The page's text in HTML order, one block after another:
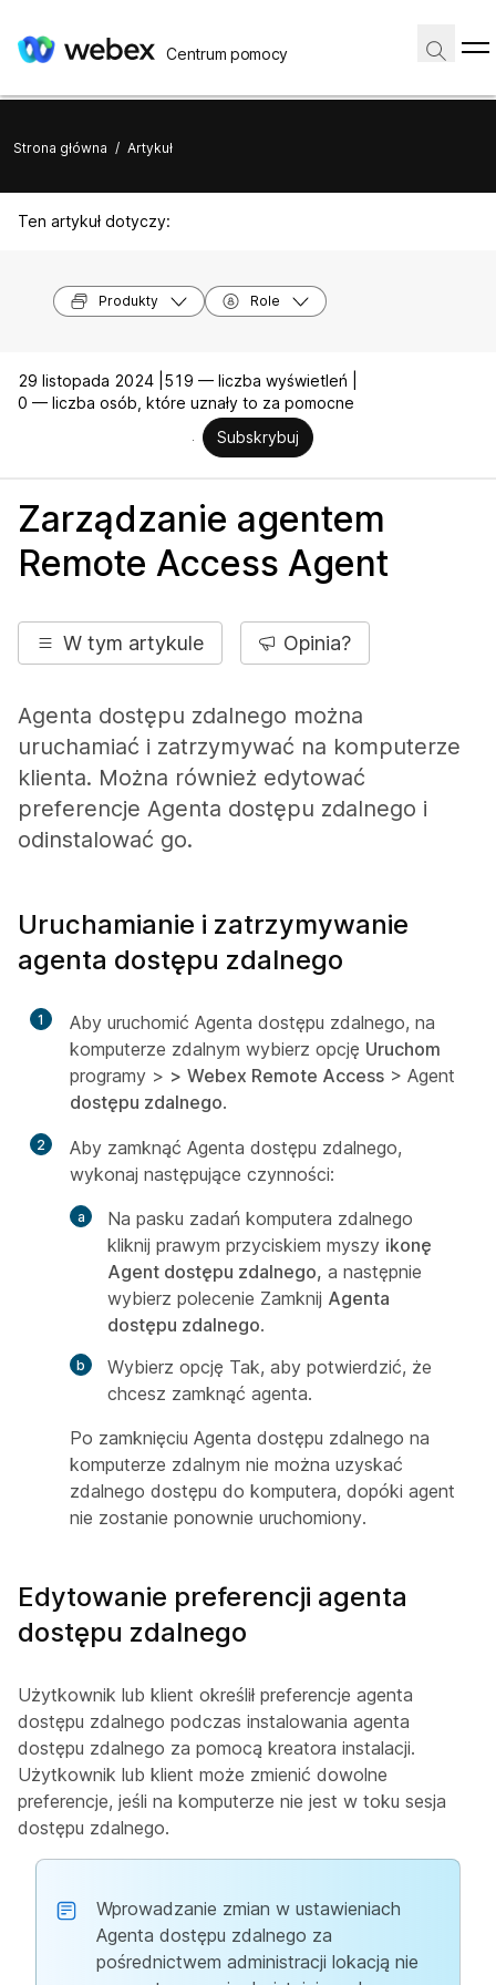
Centrum pomocy
Strona główna / Artykuł
Ten artykuł dotyczy:
Produkty Role
29 listopada 2024 | 519 — liczba wyświetleń |
0 — liczba osób, które uznały to za pomocne
Subskrybuj
Zarządzanie agentem
Remote Access Agent
W tym artykule Opinia?
Agenta dostępu zdalnego można
uruchamiać i zatrzymywać na komputerze
klienta. Można również edytować
preferencje Agenta dostępu zdalnego i
odinstalować go.
Uruchamianie i zatrzymywanie
agenta dostępu zdalnego
1
Aby uruchomić Agenta dostępu zdalnego, na
komputerze zdalnym wybierz opcję Uruchom
programy > > Webex Remote Access > Agent
dostępu zdalnego.
2
Aby zamknąć Agenta dostępu zdalnego,
wykonaj następujące czynności:
Na pasku zadań komputera zdalnego
kliknij prawym przyciskiem myszy ikonę
Agent dostępu zdalnego, a następnie
wybierz polecenie Zamknij Agenta
dostępu zdalnego.
Wybierz opcję Tak, aby potwierdzić, że
chcesz zamknąć agenta.
Po zamknięciu Agenta dostępu zdalnego na
komputerze zdalnym nie można uzyskać
zdalnego dostępu do komputera, dopóki agent
nie zostanie ponownie uruchomiony.
Edytowanie preferencji agenta
dostępu zdalnego
Użytkownik lub klient określił preferencje agenta
dostępu zdalnego podczas instalowania agenta
dostępu zdalnego za pomocą kreatora instalacji.
Użytkownik lub klient może zmienić dowolne
preferencje, jeśli na komputerze nie jest w toku sesja
dostępu zdalnego.
Wprowadzanie zmian w ustawieniach
Agenta dostępu zdalnego za
pośrednictwem administracji lokacją nie